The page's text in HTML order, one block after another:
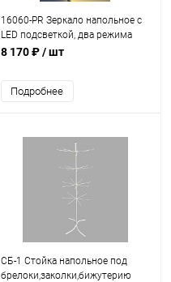
16060-PR Зеркало напольное с
LED подсветкой, два режима
освещения, восьмиугольная
8 170 ₽/ шт
Подробнее
СБ-1 Стойка напольное под
брелоки,заколки,бижутерию